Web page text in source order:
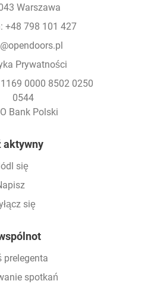
Warszawa
+48 798 101 427
Prywatności
0000 8502 0250
0544
Bank Polski
aktywny
się
się
prelegenta
spotkań